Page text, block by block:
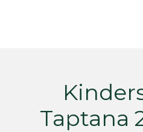
Taptana